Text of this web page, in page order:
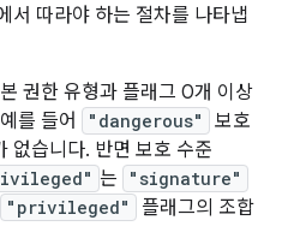
서 따라야 하는 절차를 나타냅
권한 유형과 플래그 0개 이상
를 들어
"dangerous"
보호
없습니다. 반면 보호 수준
는 "signature"
"privileged"
플래그의 조합